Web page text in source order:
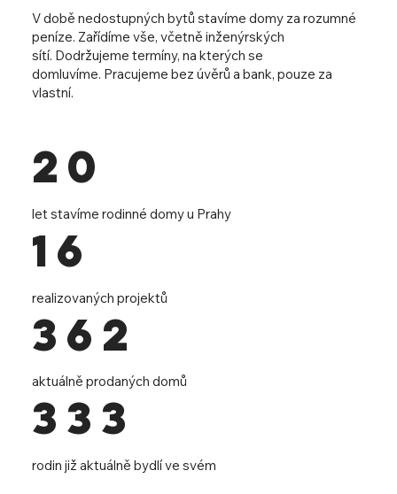
let stavíme rodinné domy u Prahy
20
realizovaných projektů
16
aktuálně prodaných domů
362
rodin již aktuálně bydlí ve svém
333
V době nedostupných bytů stavíme domy za rozumné
peníze. Zařídíme vše, včetně inženýrských
sítí. Dodržujeme termíny, na kterých se
domluvíme. Pracujeme bez úvěrů a bank, pouze za
vlastní.